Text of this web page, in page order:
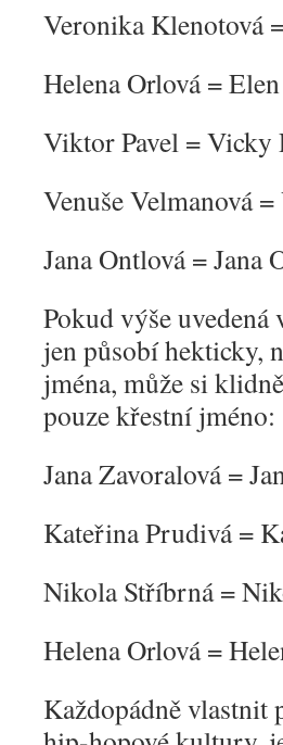
Veronika Klenotová
Helena Orlová =
Viktor Pavel = Vicky
Venuše Velmanová
Jana Ontlová = Jana
Pokud výše
jen působí hekticky,
jména, může si
pouze křestní jméno:
Jana Zavoralová =
Kateřina Prudivá =
Nikola Stříbrná =
Helena Orlová =
Každopádně vlastnit